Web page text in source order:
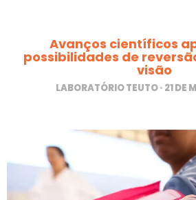
Avanços científicos
possibilidades de
visão
LABORATÓRIO TEUTO 21 DE